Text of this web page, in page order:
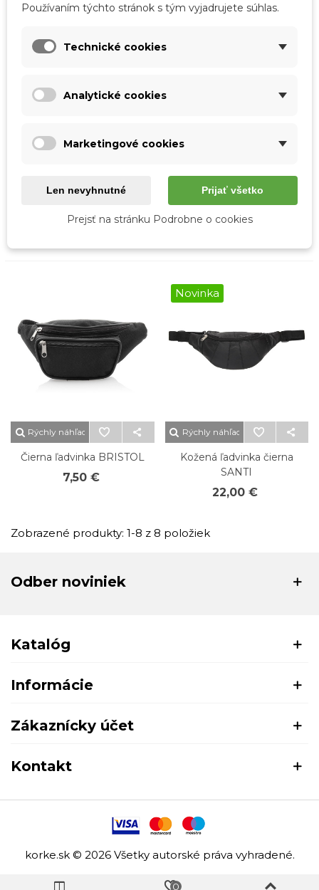
Zelená ľadvinka
7,50 €
Modrá ľadvinka
UNIVERZAL
7,50 €
Rýchly náhľad
Čierna ľadvinka BRISTOL
7,50 €
Novinka
Rýchly náhľad
Kožená ľadvinka čierna
SANTI
22,00 €
Zobrazené produkty: 1-8 z 8 položiek
Odber noviniek
Katalóg
Informácie
Zákaznícky účet
Kontakt
korke.sk © 2026 Všetky autorské práva vyhradené.
0
Používaním týchto stránok s tým vyjadrujete súhlas.
Technické cookies
Analytické cookies
Marketingové cookies
Len nevyhnutné Prijať všetko
Prejsť na stránku Podrobne o cookies